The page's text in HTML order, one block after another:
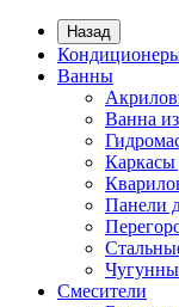
Назад
Ванны
Ванна
Каркасы
Панели
Смесители